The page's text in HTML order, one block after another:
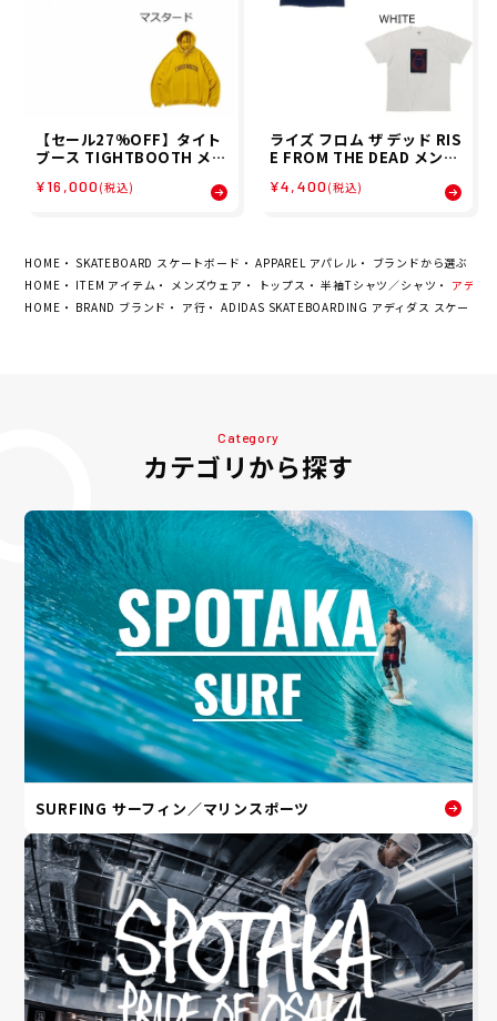
【セール27%OFF】タイト
ブース TIGHTBOOTH メン
ィ COLLEGE HOODIE SS2
¥16,000 (税込)
ライズ フロム ザ デッド RIS
E FROM THE DEAD メンズ
THE HAIR ZOMBIE T SHI
¥4,400 (税込)
HOME SKATEBOARD スケートボード APPAREL アパレル ブランドから選ぶ
HOME
ITEM アイテム メンズウェア トップス 半袖Tシャツ／シャツ
アディ
HOME
BRAND ブランド ア行 ADIDAS SKATEBOARDING アディダス スケート
Category
カテゴリから探す
SURFING サーフィン／マリンスポーツ